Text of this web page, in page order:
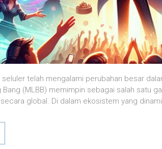
telah mengalami perubahan besar
Bang (MLBB) memimpin sebagai salah satu
global. Di dalam ekosistem yang